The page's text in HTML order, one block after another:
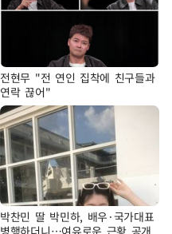
전현무 "전 연인 집착에 친구들과
연락 끊어"
박찬민 딸 박민하, 배우·국가대표